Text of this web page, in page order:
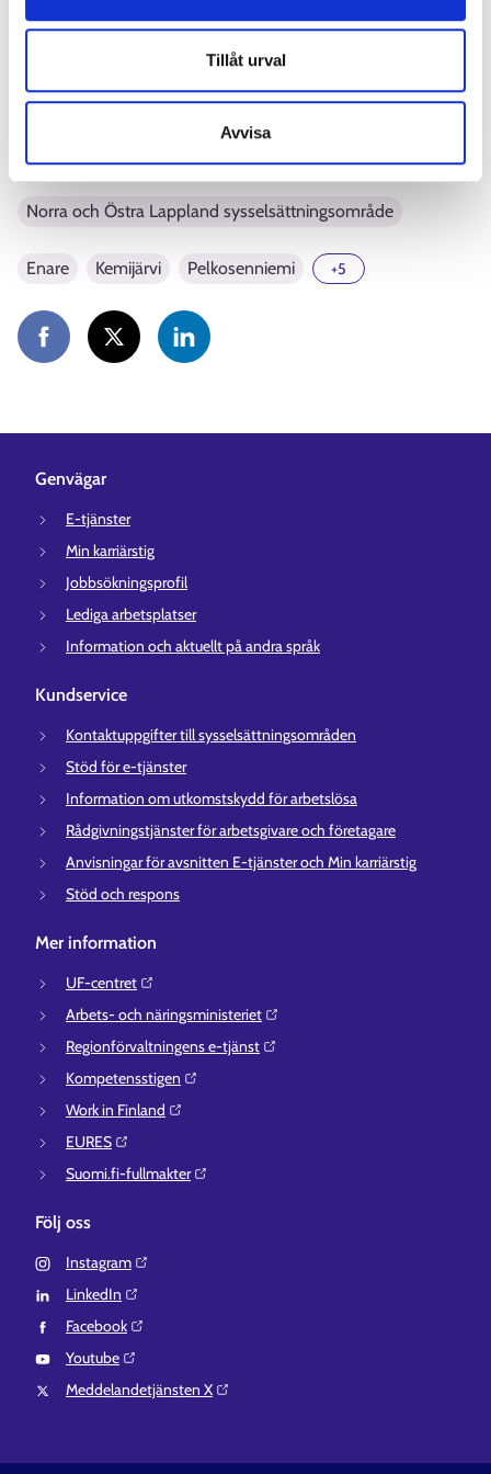
Tillåt urval
Avvisa
Henkilöasiakkaat:tyollisyysalue@sodankyla.fi
tyonantajapalvelut@sodankyla.fi
Norra och Östra Lappland sysselsättningsområde
Enare Kemijärvi Pelkosenniemi +5
Genvägar
E-tjänster
Min karriärstig
Jobbsökningsprofil
Lediga arbetsplatser
Information och aktuellt på andra språk
Kundservice
Kontaktuppgifter till sysselsättningsområden
Stöd för e-tjänster
Information om utkomstskydd för arbetslösa
Rådgivningstjänster för arbetsgivare och företagare
Anvisningar för avsnitten E-tjänster och Min karriärstig
Stöd och respons
Mer information
UF-centret⁠
Arbets- och näringsministeriet⁠
Regionförvaltningens e-tjänst⁠
Kompetensstigen⁠
Work in Finland⁠
EURES⁠
Suomi.fi-fullmakter⁠
Följ oss
Instagram⁠
LinkedIn⁠
Facebook⁠
Youtube⁠
Meddelandetjänsten X⁠